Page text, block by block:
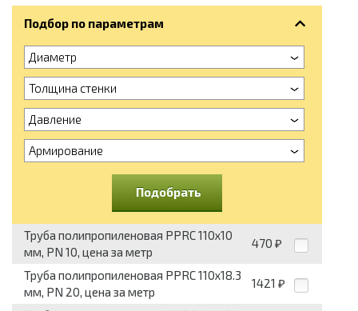
Подбор по параметрам
Диаметр
Толщина стенки
Давление
Армирование
Подобрать
Труба полипропиленовая PPRC 110x10
мм, PN 10, цена за метр
470 ₽
Труба полипропиленовая PPRC 110x18.3
мм, PN 20, цена за метр
1421 ₽